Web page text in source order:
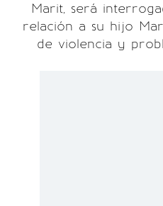
Marit, será
relación a su hijo
de violencia y